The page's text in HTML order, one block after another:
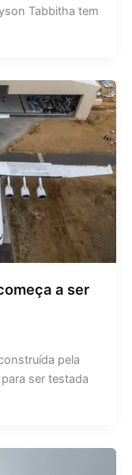
Tabbitha tem
a ser
pela
ser testada